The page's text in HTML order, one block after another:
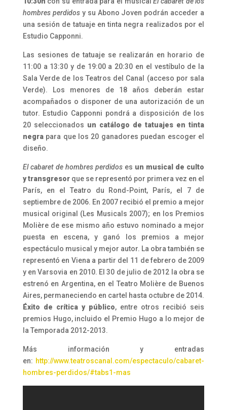
hombres perdidosy su Abono Joven podrán acceder a
una sesión de tatuaje en tinta negra realizados por el
Estudio Capponni.
Las sesiones de tatuaje se realizarán en horario de
11:00 a 13:30 y de 19:00 a 20:30 en el vestíbulo de la
Sala Verde de los Teatros del Canal (acceso por sala
Verde). Los menores de 18 años deberán estar
acompañados o disponer de una autorización de un
tutor. Estudio Capponni pondrá a disposición de los
20 seleccionados un catálogo de tatuajes en tinta
negrapara que los 20 ganadores puedan escoger el
diseño.
El cabaret de hombres perdidoses un musical de culto
y transgresorque se representó por primera vez en el
París, en el Teatro du Rond-Point, París, el 7 de
septiembre de 2006. En 2007 recibió el premio a mejor
musical original (Les Musicals 2007); en los Premios
Molière de ese mismo año estuvo nominado a mejor
puesta en escena, y ganó los premios a mejor
espectáculo musical y mejor autor. La obra también se
representó en Viena a partir del 11 de febrero de 2009
y en Varsovia en 2010. El 30 de julio de 2012 la obra se
estrenó en Argentina, en el Teatro Molière de Buenos
Aires, permaneciendo en cartel hasta octubre de 2014.
Éxito de crítica y público, entre otros recibió seis
premios Hugo, incluido el Premio Hugo a lo mejor de
la Temporada 2012-2013.
Más información y entradas
en: http://www.teatroscanal.com/espectaculo/cabaret-
hombres-perdidos/#tabs1-mas